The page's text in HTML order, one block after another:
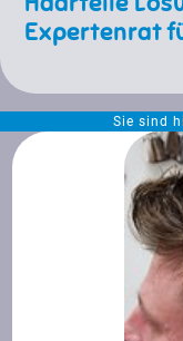
Expertenrat
Sie sind